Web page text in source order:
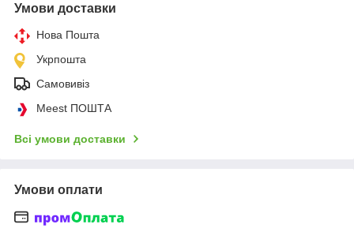
Умови доставки
Нова Пошта
Укрпошта
Самовивіз
Meest ПОШТА
Всі умови доставки
Умови оплати